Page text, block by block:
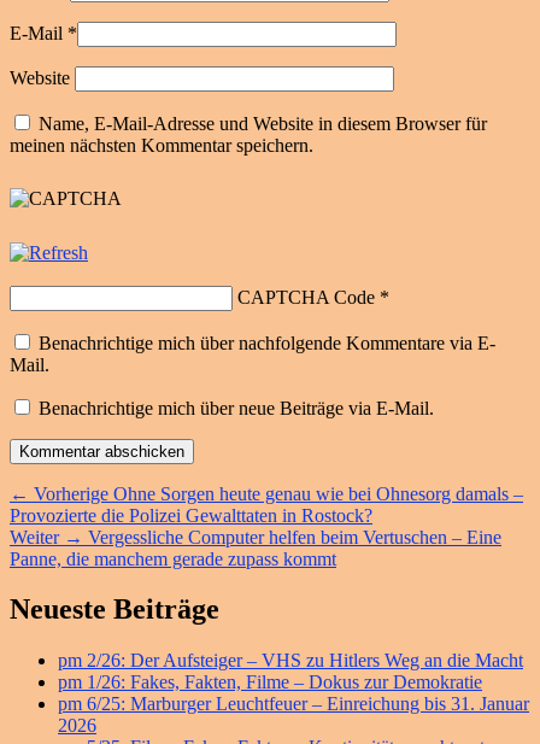
E-Mail *
Website
Name, E-Mail-Adresse und Website in diesem Browser für
meinen nächsten Kommentar speichern.
CAPTCHA Code *
Benachrichtige mich über nachfolgende Kommentare via E-
Mail.
Benachrichtige mich über neue Beiträge via E-Mail.
Beitragsnavigation
← Vorherige Vorheriger
Beitrag:
Ohne Sorgen heute genau wie bei Ohnesorg damals –
Provozierte die Polizei Gewalttaten in Rostock?
Weiter → Nächster
Beitrag:
Vergessliche Computer helfen beim Vertuschen – Eine
Panne, die manchem gerade zupass kommt
Primärer
Widget-
Bereich
Neueste Beiträge
pm 2/26: Der Aufsteiger – VHS zu Hitlers Weg an die Macht
pm 1/26: Fakes, Fakten, Filme – Dokus zur Demokratie
pm 6/25: Marburger Leuchtfeuer – Einreichung bis 31. Januar
2026